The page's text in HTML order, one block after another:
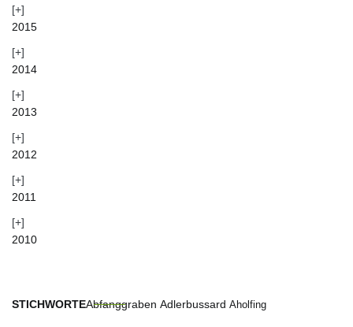
2015
2014
2013
2012
2011
2010
STICHWORTEAbfanggraben Adlerbussard Aholfing